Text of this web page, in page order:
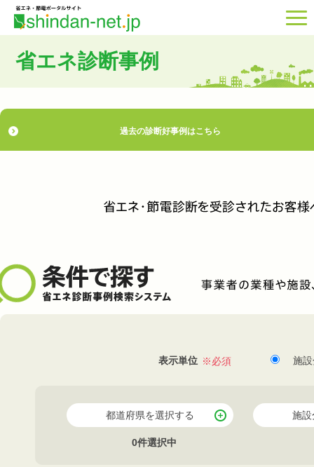
省エネ診断事例
過去の診断好事例はこちら
表示単位 施
都道府県を選択する
0件選択中
施設